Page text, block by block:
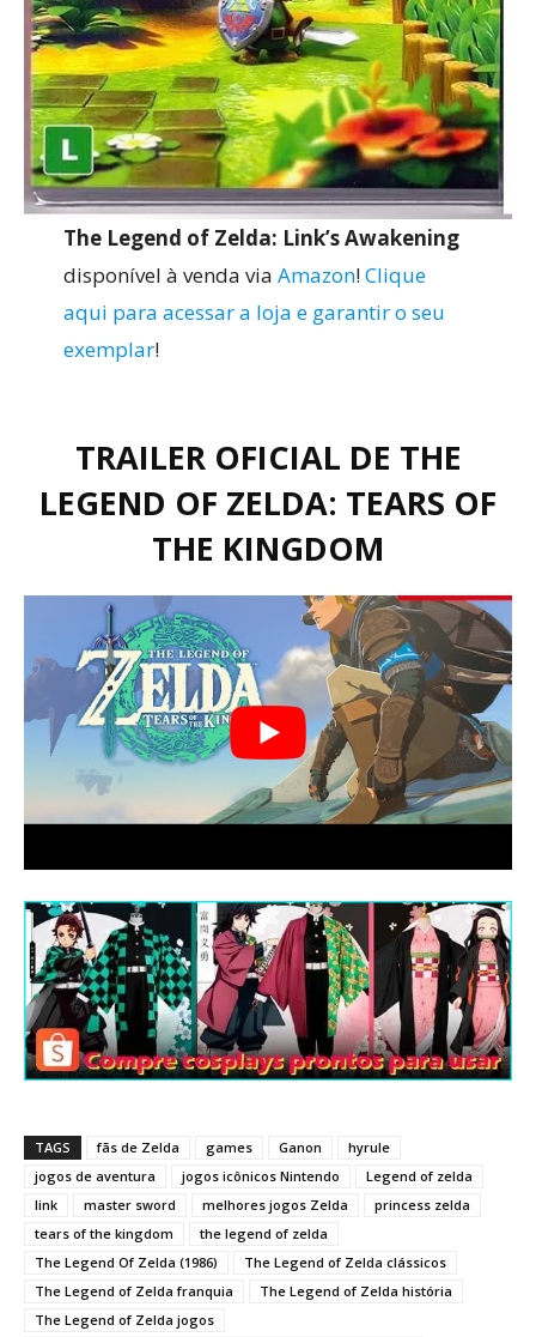
The Legend of Zelda: Link’s Awakening
disponível à venda via Amazon!Clique
aqui para acessar a loja e garantir o seu
exemplar!
TRAILER OFICIAL DE THE
LEGEND OF ZELDA: TEARS OF
THE KINGDOM
TAGS fãs de Zelda games Ganon
hyrule
jogos de aventura
jogos icônicos Nintendo
Legend of zelda
link
master sword melhores jogos Zelda
princess zelda
tears of the kingdom
the legend of zelda
The Legend Of Zelda (1986)
The Legend of Zelda clássicos
The Legend of Zelda franquia
The Legend of Zelda história
The Legend of Zelda jogos